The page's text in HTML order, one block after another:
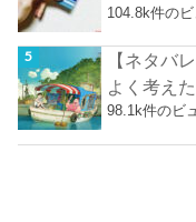
104.8k件の
【ネタバ
よく考え
98.1k件のビ